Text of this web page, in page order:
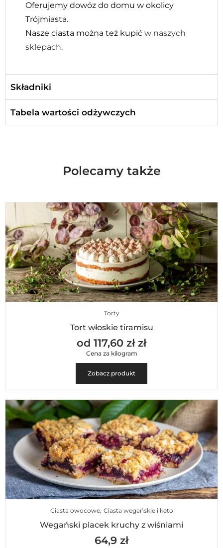
Oferujemy dowóz do domu w okolicy
Trójmiasta.
Nasze ciasta można też kupić w naszych
sklepach.
Składniki
Tabela wartości odżywczych
Polecamy także
Torty
Tort włoskie tiramisu
od 117,60 zł zł
Cena za kilogram
Zobacz produkt
Ciasta owocowe, Ciasta wegańskie i keto
Wegański placek kruchy z wiśniami
64,9 zł